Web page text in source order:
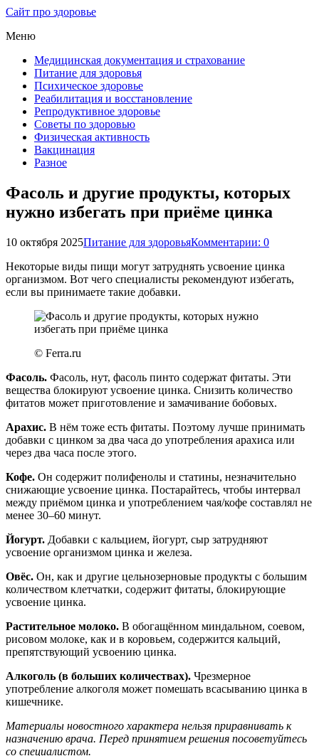
Сайт про здоровье
Меню
Медицинская документация и страхование
Питание для здоровья
Психическое здоровье
Реабилитация и восстановление
Репродуктивное здоровье
Советы по здоровью
Физическая активность
Вакцинация
Разное
Фасоль и другие продукты, которых
нужно избегать при приёме цинка
10 октября 2025Питание для здоровьяКомментарии: 0
Некоторые виды пищи могут затруднять усвоение цинка
организмом. Вот чего специалисты рекомендуют избегать,
если вы принимаете такие добавки.
© Ferra.ru
Фасоль. Фасоль, нут, фасоль пинто содержат фитаты. Эти
вещества блокируют усвоение цинка. Снизить количество
фитатов может приготовление и замачивание бобовых.
Арахис. В нём тоже есть фитаты. Поэтому лучше принимать
добавки с цинком за два часа до употребления арахиса или
через два часа после этого.
Кофе. Он содержит полифенолы и статины, незначительно
снижающие усвоение цинка. Постарайтесь, чтобы интервал
между приёмом цинка и употреблением чая/кофе составлял не
менее 30–60 минут.
Йогурт. Добавки с кальцием, йогурт, сыр затрудняют
усвоение организмом цинка и железа.
Овёс. Он, как и другие цельнозерновые продукты с большим
количеством клетчатки, содержит фитаты, блокирующие
усвоение цинка.
Растительное молоко. В обогащённом миндальном, соевом,
рисовом молоке, как и в коровьем, содержится кальций,
препятствующий усвоению цинка.
Алкоголь (в больших количествах). Чрезмерное
употребление алкоголя может помешать всасыванию цинка в
кишечнике.
Материалы новостного характера нельзя приравнивать к
назначению врача. Перед принятием решения посоветуйтесь
со специалистом.